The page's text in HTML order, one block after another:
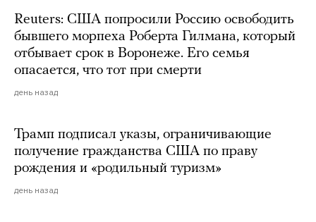
Reuters: США попросили Россию освободить
бывшего морпеха Роберта Гилмана, который
отбывает срок в Воронеже. Его семья
опасается, что тот при смерти
день назад
Трамп подписал указы, ограничивающие
получение гражданства США по праву
рождения и «родильный туризм»
день назад